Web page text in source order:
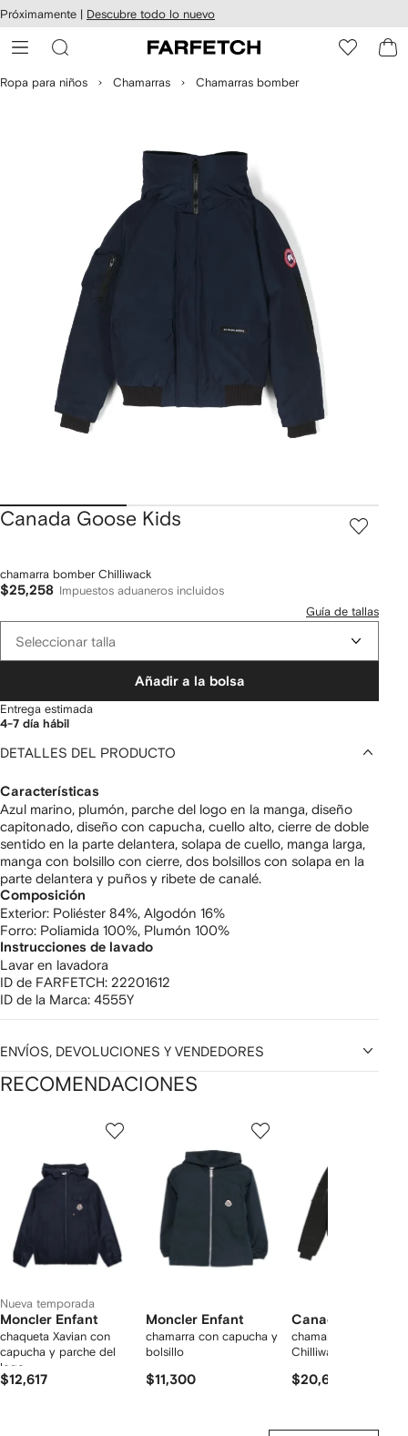
al
Próximamente | Descubre todo lo nuevo
Ropa para niños Chamarras Chamarras bomber
Canada Goose Kids
chamarra bomber Chilliwack
$25,258
Impuestos aduaneros incluidos
Guía de tallas
Seleccionar talla
Añadir a la bolsa
Entrega estimada
4-7 día hábil
DETALLES DEL PRODUCTO
Características
Azul marino, plumón, parche del logo en la manga, diseño
capitonado, diseño con capucha, cuello alto, cierre de doble
sentido en la parte delantera, solapa de cuello, manga larga,
manga con bolsillo con cierre, dos bolsillos con solapa en la
parte delantera y puños y ribete de canalé.
Composición
Exterior: Poliéster 84%, Algodón 16%
Forro: Poliamida 100%, Plumón 100%
Instrucciones de lavado
Lavar en lavadora
ID de FARFETCH: 22201612
ID de la Marca: 4555Y
ENVÍOS, DEVOLUCIONES Y VENDEDORES
RECOMENDACIONES
Nueva temporada
Moncler Enfant
chaqueta Xavian con
capucha y parche del
logo
$12,617
Moncler Enfant
chamarra con capucha y
bolsillo
$11,300
Canada Goose
chamarra bomber
Chilliwack
$20,682